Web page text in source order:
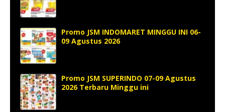
Promo JSM INDOMARET MINGGU INI 06-
09 Agustus 2026
Promo JSM SUPERINDO 07-09 Agustus
2026 Terbaru Minggu ini